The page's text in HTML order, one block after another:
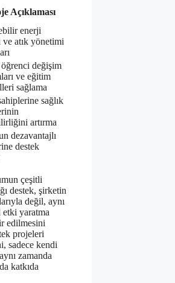
Açıklaması
enerji
atık yönetimi
değişim
ve eğitim
sağlama
sağlık
artırma
dezavantajlı
destek
çeşitli
destek, şirketin
değil, aynı
etki yaratma
edilmesini
projeleri
sadece kendi
zamanda
katkıda